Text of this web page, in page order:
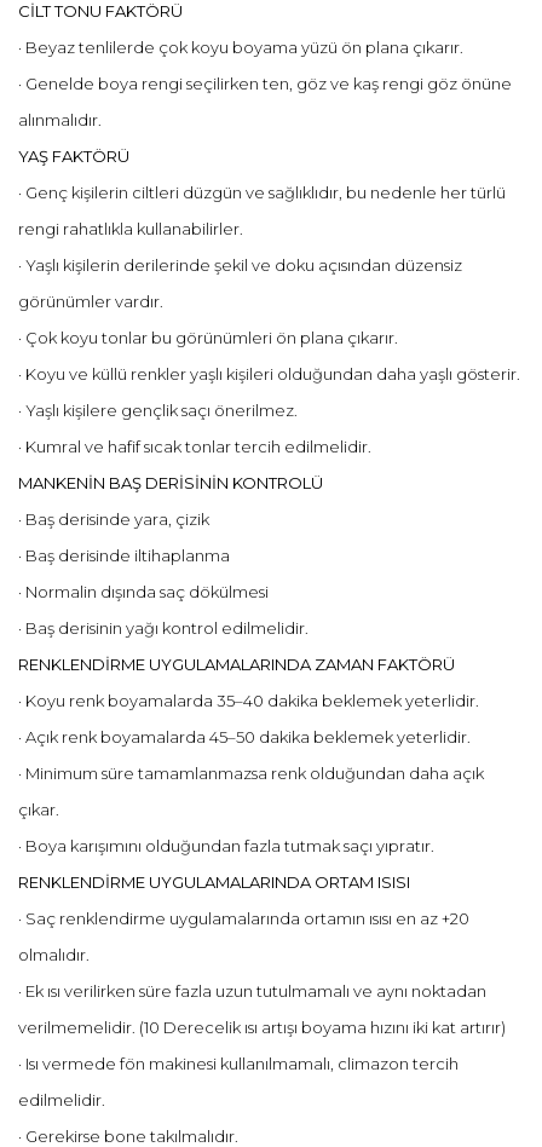
CİLT TONU FAKTÖRÜ
· Beyaz tenlilerde çok koyu boyama yüzü ön plana çıkarır.
· Genelde boya rengi seçilirken ten, göz ve kaş rengi göz önüne
alınmalıdır.
YAŞ FAKTÖRÜ
· Genç kişilerin ciltleri düzgün ve sağlıklıdır, bu nedenle her türlü
rengi rahatlıkla kullanabilirler.
· Yaşlı kişilerin derilerinde şekil ve doku açısından düzensiz
görünümler vardır.
· Çok koyu tonlar bu görünümleri ön plana çıkarır.
· Koyu ve küllü renkler yaşlı kişileri olduğundan daha yaşlı gösterir.
· Yaşlı kişilere gençlik saçı önerilmez.
· Kumral ve hafif sıcak tonlar tercih edilmelidir.
MANKENİN BAŞ DERİSİNİN KONTROLÜ
· Baş derisinde yara, çizik
· Baş derisinde iltihaplanma
· Normalin dışında saç dökülmesi
· Baş derisinin yağı kontrol edilmelidir.
RENKLENDİRME UYGULAMALARINDA ZAMAN FAKTÖRÜ
· Koyu renk boyamalarda 35–40 dakika beklemek yeterlidir.
· Açık renk boyamalarda 45–50 dakika beklemek yeterlidir.
· Minimum süre tamamlanmazsa renk olduğundan daha açık
çıkar.
· Boya karışımını olduğundan fazla tutmak saçı yıpratır.
RENKLENDİRME UYGULAMALARINDA ORTAM ISISI
· Saç renklendirme uygulamalarında ortamın ısısı en az +20
olmalıdır.
· Ek ısı verilirken süre fazla uzun tutulmamalı ve aynı noktadan
verilmemelidir. (10 Derecelik ısı artışı boyama hızını iki kat artırır)
· Isı vermede fön makinesi kullanılmamalı, climazon tercih
edilmelidir.
· Gerekirse bone takılmalıdır.